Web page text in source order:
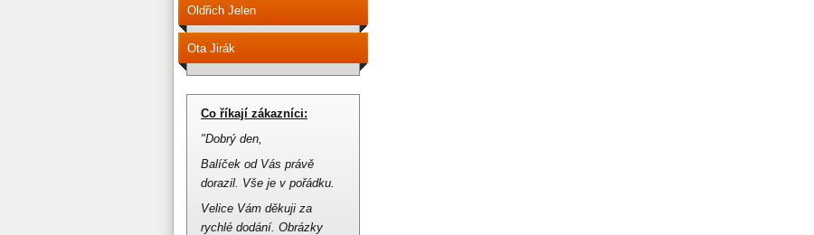
Oldřich Jelen
Ota Jirák
Co říkají zákazníci:
"Dobrý den,
Balíček od Vás právě
dorazil. Vše je v pořádku.
Velice Vám děkuji za
rychlé dodání. Obrázky